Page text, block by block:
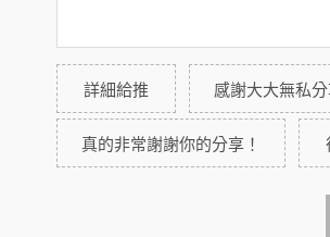
詳細給推 感謝大大無私
真的非常謝謝你的分享！